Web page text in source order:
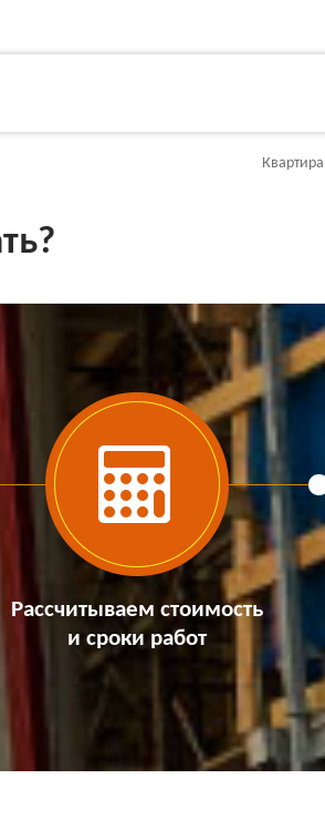
Рассчитываем стоимость
и сроки работ